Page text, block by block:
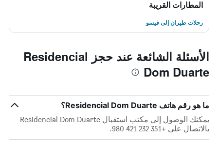
المطارات القريبة
رحلات طيران إلى فيسو
الأسئلة الشائعة عند حجز Residencial
Dom Duarte
ما هو رقم هاتف Residencial Dom Duarte؟
يمكنك الوصول إلى مكتب استقبال Residencial Dom Duarte
بالاتصال على +351 232 421 980.